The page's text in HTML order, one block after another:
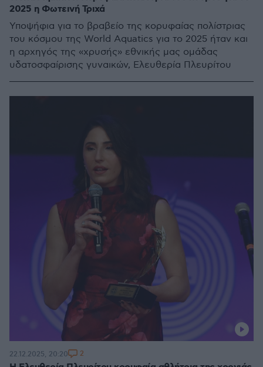
2025 η Φωτεινή Τριχά
Υποψήφια για το βραβείο της κορυφαίας πολίστριας
του κόσμου της World Aquatics για το 2025 ήταν και
η αρχηγός της «χρυσής» εθνικής μας ομάδας
υδατοσφαίρισης γυναικών, Ελευθερία Πλευρίτου
22.12.2025, 20:20 2